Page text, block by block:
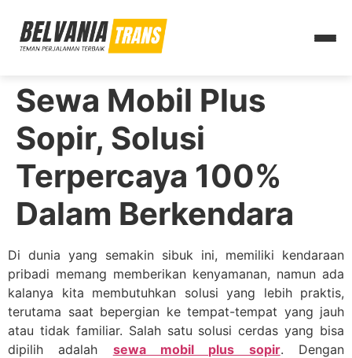
Sewa Mobil Plus
Sopir, Solusi
Terpercaya 100%
Dalam Berkendara
Di dunia yang semakin sibuk ini, memiliki kendaraan
pribadi memang memberikan kenyamanan, namun ada
kalanya kita membutuhkan solusi yang lebih praktis,
terutama saat bepergian ke tempat-tempat yang jauh
atau tidak familiar. Salah satu solusi cerdas yang bisa
dipilih adalah sewa mobil plus sopir. Dengan